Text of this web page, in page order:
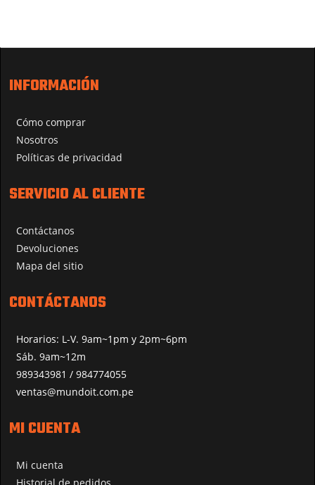
INFORMACIÓN
Cómo comprar
Nosotros
Políticas de privacidad
SERVICIO AL CLIENTE
Contáctanos
Devoluciones
Mapa del sitio
CONTÁCTANOS
Horarios: L-V. 9am~1pm y 2pm~6pm
Sáb. 9am~12m
989343981 / 984774055
ventas@mundoit.com.pe
MI CUENTA
Mi cuenta